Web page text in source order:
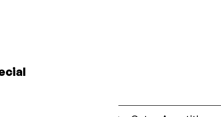
Kreditkarte